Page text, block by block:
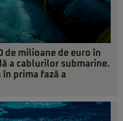
de milioane de euro în
a cablurilor submarine.
în prima fază a